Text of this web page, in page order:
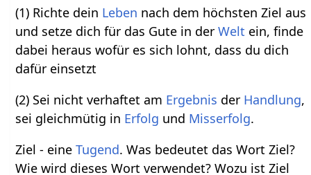
(1) Richte dein Leben nach dem höchsten Ziel aus
und setze dich für das Gute in derWelt ein, finde
dabei heraus wofür es sich lohnt, dass du dich
dafür einsetzt
(2) Sei nicht verhaftet am Ergebnis der Handlung,
sei gleichmütig in Erfolg und Misserfolg.
Ziel - eineTugend. Was bedeutet das Wort Ziel?
Wie wird dieses Wort verwendet? Wozu ist Ziel